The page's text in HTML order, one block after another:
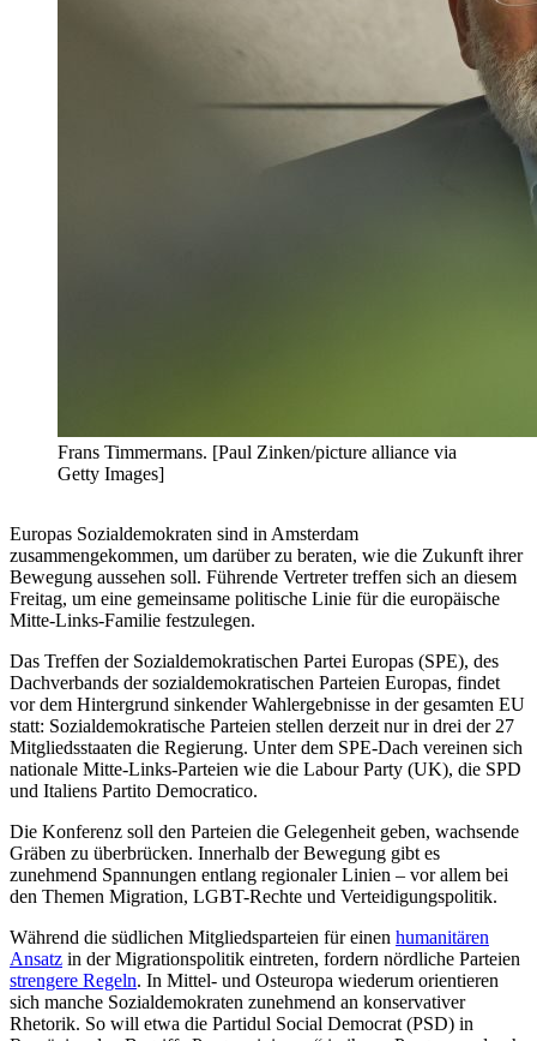
Frans Timmermans. [Paul Zinken/picture alliance via
Getty Images]
Europas Sozialdemokraten sind in Amsterdam
zusammengekommen, um darüber zu beraten, wie die Zukunft ihrer
Bewegung aussehen soll. Führende Vertreter treffen sich an diesem
Freitag, um eine gemeinsame politische Linie für die europäische
Mitte-Links-Familie festzulegen.
Das Treffen der Sozialdemokratischen Partei Europas (SPE), des
Dachverbands der sozialdemokratischen Parteien Europas, findet
vor dem Hintergrund sinkender Wahlergebnisse in der gesamten EU
statt: Sozialdemokratische Parteien stellen derzeit nur in drei der 27
Mitgliedsstaaten die Regierung. Unter dem SPE-Dach vereinen sich
nationale Mitte-Links-Parteien wie die Labour Party (UK), die SPD
und Italiens Partito Democratico.
Die Konferenz soll den Parteien die Gelegenheit geben, wachsende
Gräben zu überbrücken. Innerhalb der Bewegung gibt es
zunehmend Spannungen entlang regionaler Linien – vor allem bei
den Themen Migration, LGBT-Rechte und Verteidigungspolitik.
Während die südlichen Mitgliedsparteien für einen humanitären
Ansatz in der Migrationspolitik eintreten, fordern nördliche Parteien
strengere Regeln. In Mittel- und Osteuropa wiederum orientieren
sich manche Sozialdemokraten zunehmend an konservativer
Rhetorik. So will etwa die Partidul Social Democrat (PSD) in